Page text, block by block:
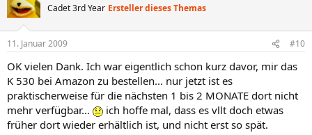
Cadet 3rd Year Ersteller dieses Themas
11. Januar 2009 #10
OK vielen Dank. Ich war eigentlich schon kurz davor, mir das
K 530 bei Amazon zu bestellen... nur jetzt ist es
praktischerweise für die nächsten 1 bis 2 MONATE dort nicht
mehr verfügbar...
ich hoffe mal, dass es vllt doch etwas
früher dort wieder erhältlich ist, und nicht erst so spät.